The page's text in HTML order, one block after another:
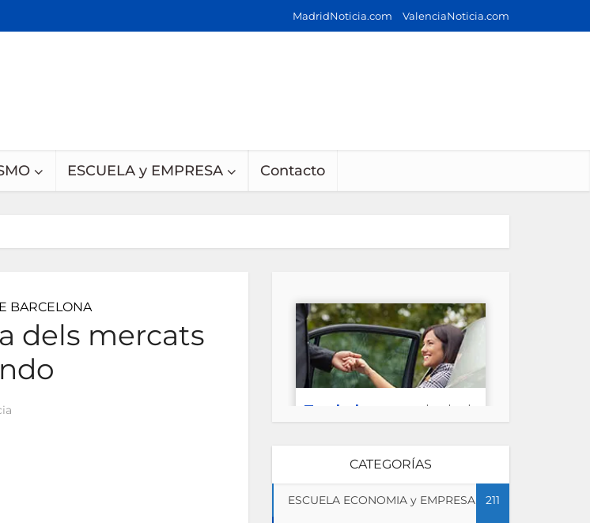
MadridNoticia.com ValenciaNoticia.com
ESCUELA y EMPRESA Contacto
BARCELONA
dels mercats
CATEGORÍAS
ESCUELA ECONOMIA y EMPRESA 211